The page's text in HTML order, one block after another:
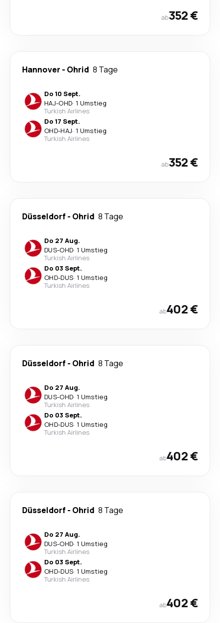
ab352 €
Hannover - Ohrid 8 Tage
Do 10 Sept.
HAJ-OHD· 1 Umstieg
Turkish Airlines
Do 17 Sept.
OHD-HAJ· 1 Umstieg
Turkish Airlines
ab352 €
Düsseldorf - Ohrid 8 Tage
Do 27 Aug.
DUS-OHD· 1 Umstieg
Turkish Airlines
Do 03 Sept.
OHD-DUS· 1 Umstieg
Turkish Airlines
ab402 €
Düsseldorf - Ohrid 8 Tage
Do 27 Aug.
DUS-OHD· 1 Umstieg
Turkish Airlines
Do 03 Sept.
OHD-DUS· 1 Umstieg
Turkish Airlines
ab402 €
Düsseldorf - Ohrid 8 Tage
Do 27 Aug.
DUS-OHD· 1 Umstieg
Turkish Airlines
Do 03 Sept.
OHD-DUS· 1 Umstieg
Turkish Airlines
ab402 €